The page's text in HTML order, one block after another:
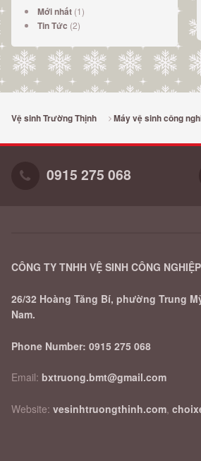
Mới nhất (1)
Tin Tức (2)
Vệ sinh Trường Thịnh Máy vệ sinh công
0915 275 068
CÔNG TY TNHH VỆ SINH CÔNG
26/32 Hoàng Tăng Bí, phường Trung
Nam.
Phone Number: 0915 275 068
Email: bxtruong.bmt@gmail.com
Website: vesinhtruongthinh.com,